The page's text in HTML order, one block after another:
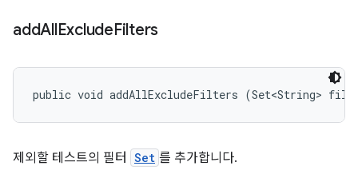
addAllExcludeFilters
public void addAllExcludeFilters (Set<String>
제외할 테스트의 필터 Set 를 추가합니다.